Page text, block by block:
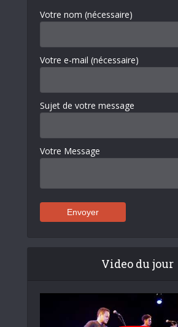
Votre nom (nécessaire)
Votre e-mail (nécessaire)
Sujet de votre message
Votre Message
Video du jour